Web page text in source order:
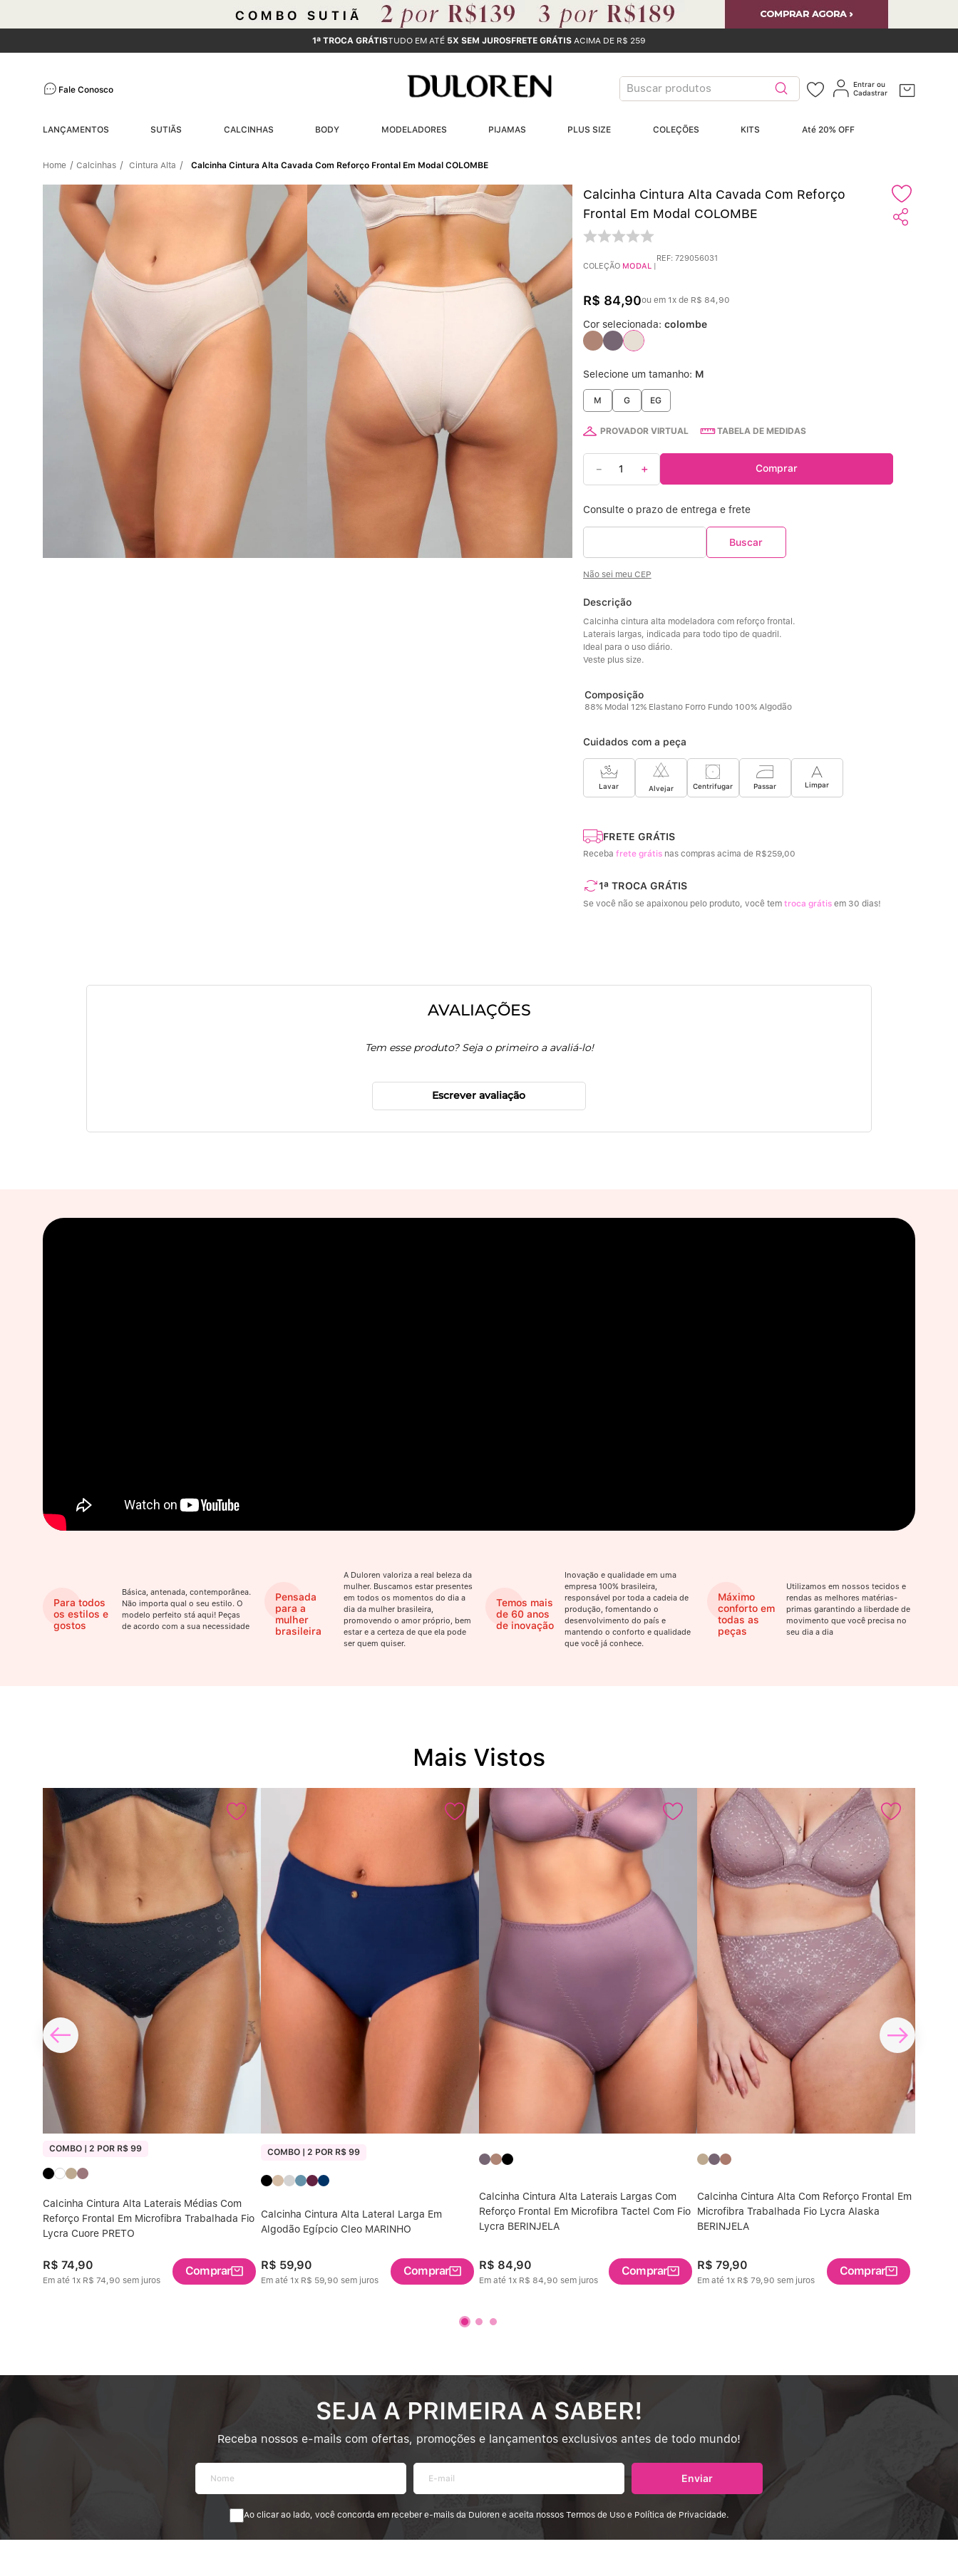
1ª TROCA GRÁTISTUDO EM ATÉ 5X SEM JUROSFRETE GRÁTIS ACIMA DE R$ 259
Fale Conosco
Buscar produtos
Entrar ou
Cadastrar
LANÇAMENTOS SUTIÃS CALCINHAS BODY MODELADORES PIJAMAS PLUS SIZE COLEÇÕES KITS Até 20% OFF
Calcinhas Cintura Alta Calcinha Cintura Alta Cavada Com Reforço Frontal Em Modal COLOMBE
Calcinha Cintura Alta Cavada Com Reforço
Frontal Em Modal COLOMBE
COLEÇÃOMODAL |
REF: 729056031
R$ 84,90ou em 1x de R$ 84,90
Cor selecionada: colombe
Selecione um tamanho: M
M G EG
PROVADOR VIRTUAL TABELA DE MEDIDAS
＋
－ Comprar
Não sei meu CEP
Descrição
Calcinha cintura alta modeladora com reforço frontal.
Laterais largas, indicada para todo tipo de quadril.
Ideal para o uso diário.
Veste plus size.
88% Modal 12% Elastano Forro Fundo 100% Algodão
Cuidados com a peça
Lavar Alvejar Centrifugar Passar Limpar
FRETE GRÁTIS
Receba frete grátisnas compras acima de R$259,00
1ª TROCA GRÁTIS
Se você não se apaixonou pelo produto, você tem troca grátisem 30 dias!
AVALIAÇÕES
Tem esse produto? Seja o primeiro a avaliá-lo!
Escrever avaliação
Para todos
os estilos e
gostos
Básica, antenada, contemporânea.
Não importa qual o seu estilo. O
modelo perfeito stá aqui! Peças
de acordo com a sua necessidade
Pensada
para a
mulher
brasileira
A Duloren valoriza a real beleza da
mulher. Buscamos estar presentes
em todos os momentos do dia a
dia da mulher brasileira,
promovendo o amor próprio, bem
estar e a certeza de que ela pode
ser quem quiser.
Temos mais
de 60 anos
de inovação
Inovação e qualidade em uma
empresa 100% brasileira,
responsável por toda a cadeia de
produção, fomentando o
desenvolvimento do país e
mantendo o conforto e qualidade
que você já conhece.
Máximo
conforto em
todas as
peças
Utilizamos em nossos tecidos e
rendas as melhores matérias-
primas garantindo a liberdade de
movimento que você precisa no
seu dia a dia
Mais Vistos
COMBO | 2 POR R$ 99
Calcinha Cintura Alta Laterais Médias Com
Reforço Frontal Em Microfibra Trabalhada Fio
Lycra Cuore PRETO
R$ 74,90
Em até 1x R$ 74,90 sem juros
Comprar
COMBO | 2 POR R$ 99
Calcinha Cintura Alta Lateral Larga Em
Algodão Egípcio Cleo MARINHO
R$ 59,90
Em até 1x R$ 59,90 sem juros
Comprar
Calcinha Cintura Alta Laterais Largas Com
Reforço Frontal Em Microfibra Tactel Com Fio
Lycra BERINJELA
R$ 84,90
Em até 1x R$ 84,90 sem juros
Comprar
Calcinha Cintura Alta Com Reforço Frontal Em
Microfibra Trabalhada Fio Lycra Alaska
BERINJELA
R$ 79,90
Em até 1x R$ 79,90 sem juros
Comprar
SEJA A PRIMEIRA A SABER!
Receba nossos e-mails com ofertas, promoções e lançamentos exclusivos antes de todo mundo!
Enviar
Ao clicar ao lado, você concorda em receber e-mails da Duloren e aceita nossos Termos de Uso e Política de Privacidade.
TERMOS MAIS
BUSCADOS
3º Sutiã Bojo
º
9º Sutiã Sustentação
Modal